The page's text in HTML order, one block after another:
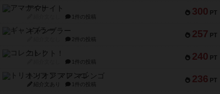
300 PT
アマナイト
1件の投稿
257 PT
ギャンブラー
2件の投稿
240 PT
コレクト！
1件の投稿
236 PT
トリオンフ ア マレンゴ
紹介文あり 1件の投稿